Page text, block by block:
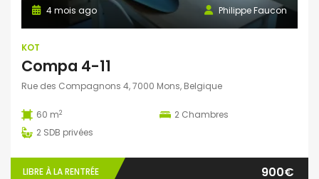
Philippe Faucon
4 mois ago
KOT
Compa 4-11
Rue des Compagnons 4, 7000 Mons, Belgique
60 m2 2 Chambres
2 SDB privées
LIBRE À LA RENTRÉE 900€